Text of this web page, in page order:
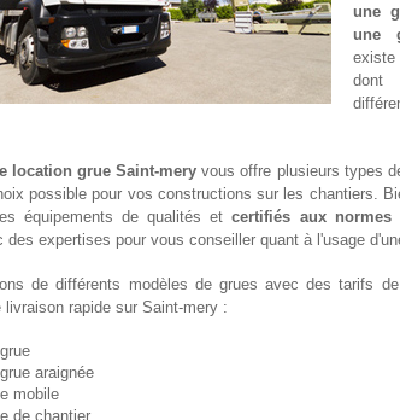
une
une
existe
dont
location grue Saint-mery vous offre plusieurs types
possible pour vos constructions sur les chantiers.
équipements de qualités etcertifiés aux normes
des expertises pour vous conseiller quant à l'usage
de différents modèles de grues avec des tarifs
livraison rapide sur Saint-mery :
araignée
mobile